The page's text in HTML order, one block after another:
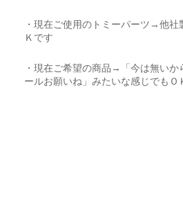
・現在ご使用のトミーパーツ→他社
Ｋです
・現在ご希望の商品→「今は無いか
ールお願いね」みたいな感じでもＯ